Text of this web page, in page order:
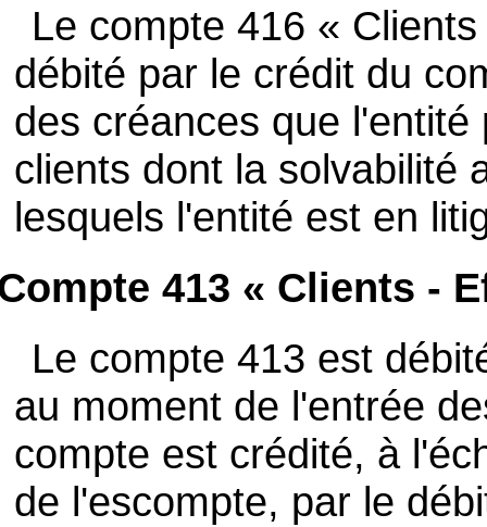
Le compte 416 «
débité par le crédit du
des créances que
clients dont la solvabilité
lesquels l'entité est en
413 « Clients -
Le compte 413 est
au moment de l'entrée
compte est crédité, à
de l'escompte, par le